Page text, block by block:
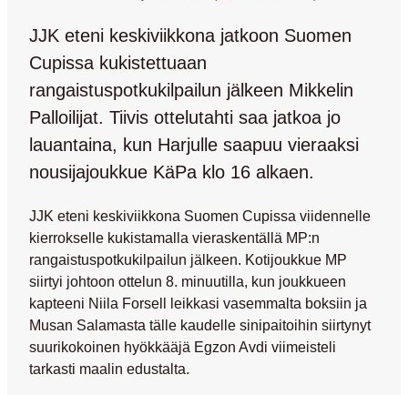
JJK eteni keskiviikkona jatkoon Suomen
Cupissa kukistettuaan
rangaistuspotkukilpailun jälkeen Mikkelin
Palloilijat. Tiivis ottelutahti saa jatkoa jo
lauantaina, kun Harjulle saapuu vieraaksi
nousijajoukkue KäPa klo 16 alkaen.
JJK eteni keskiviikkona Suomen Cupissa viidennelle
kierrokselle kukistamalla vieraskentällä MP:n
rangaistuspotkukilpailun jälkeen. Kotijoukkue MP
siirtyi johtoon ottelun 8. minuutilla, kun joukkueen
kapteeni Niila Forsell leikkasi vasemmalta boksiin ja
Musan Salamasta tälle kaudelle sinipaitoihin siirtynyt
suurikokoinen hyökkääjä Egzon Avdi viimeisteli
tarkasti maalin edustalta.